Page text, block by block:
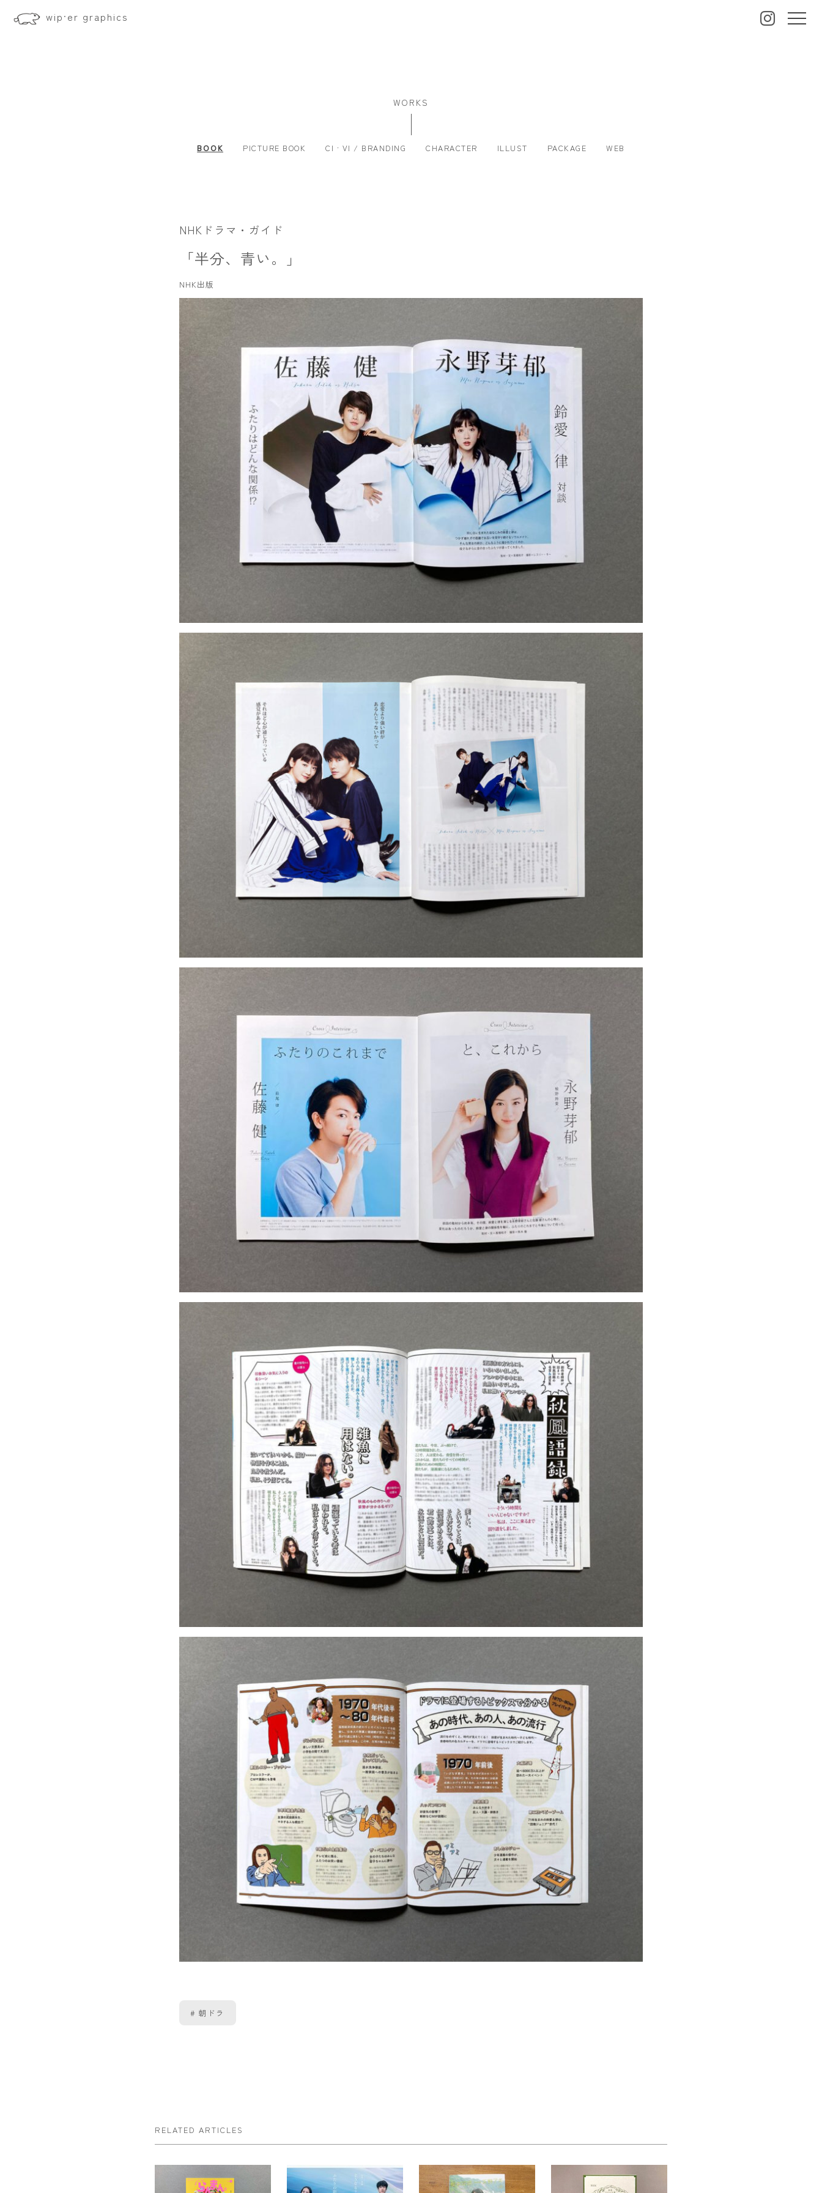
wip·er graphics
WORKS
BOOK PICTURE BOOK CI · VI / BRANDING CHARACTER ILLUST PACKAGE WEB
NHKドラマ・ガイド
「半分、青い。」
NHK出版
朝ドラ
RELATED ARTICLES